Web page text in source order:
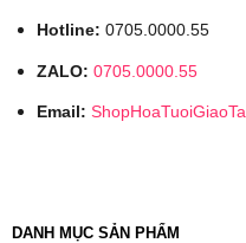
Hotline: 0705.0000.55
ZALO: 0705.0000.55
Email:
DANH MỤC SẢN PHẨM